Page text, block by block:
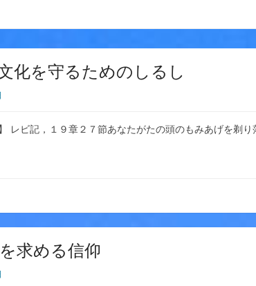
化を守るためのしるし
レビ記，１９章２７節あなたがたの頭のもみあげを剃
求める信仰